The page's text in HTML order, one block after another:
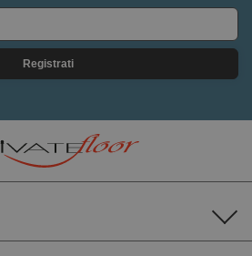
Registrati